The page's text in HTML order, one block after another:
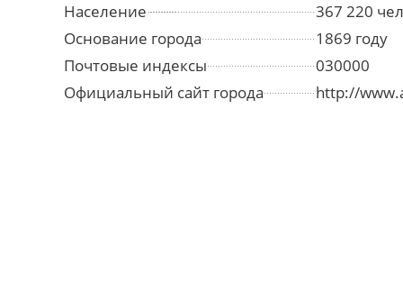
Население
367 220
Основание города
1869 году
Почтовые индексы
030000
Официальный сайт города
http://